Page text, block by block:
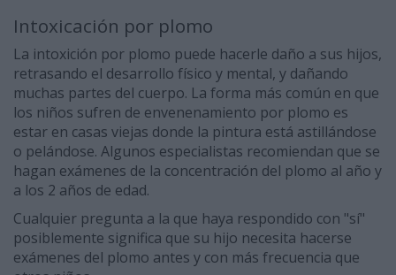
Intoxicación por plomo
La intoxición por plomo puede hacerle daño a sus hijos,
retrasando el desarrollo físico y mental, y dañando
muchas partes del cuerpo. La forma más común en que
los niños sufren de envenenamiento por plomo es
estar en casas viejas donde la pintura está astillándose
o pelándose. Algunos especialistas recomiendan que se
hagan exámenes de la concentración del plomo al año y
a los 2 años de edad.
Cualquier pregunta a la que haya respondido con "sí"
posiblemente significa que su hijo necesita hacerse
exámenes del plomo antes y con más frecuencia que